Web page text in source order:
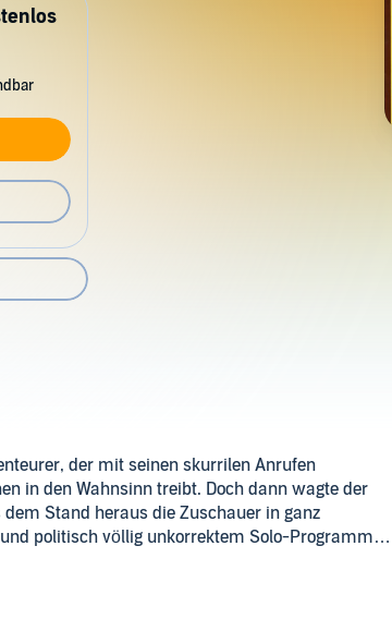
der mit seinen skurrilen Anrufen
in den Wahnsinn treibt. Doch dann wagte der
Stand heraus die Zuschauer in ganz
politisch völlig unkorrektem Solo-Programm
immer souverän. Für ihn gibt es keine Situation im